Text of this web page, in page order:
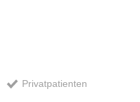
Privatpatienten